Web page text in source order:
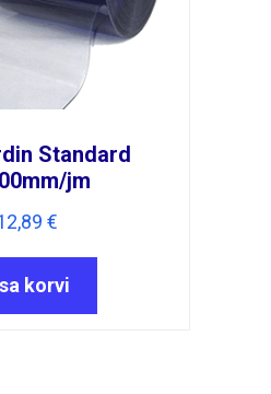
Standard
jm
€
korvi